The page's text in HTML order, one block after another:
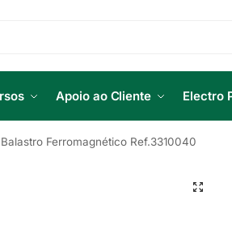
Apoio ao Cliente Electro
Ferromagnético Ref.3310040